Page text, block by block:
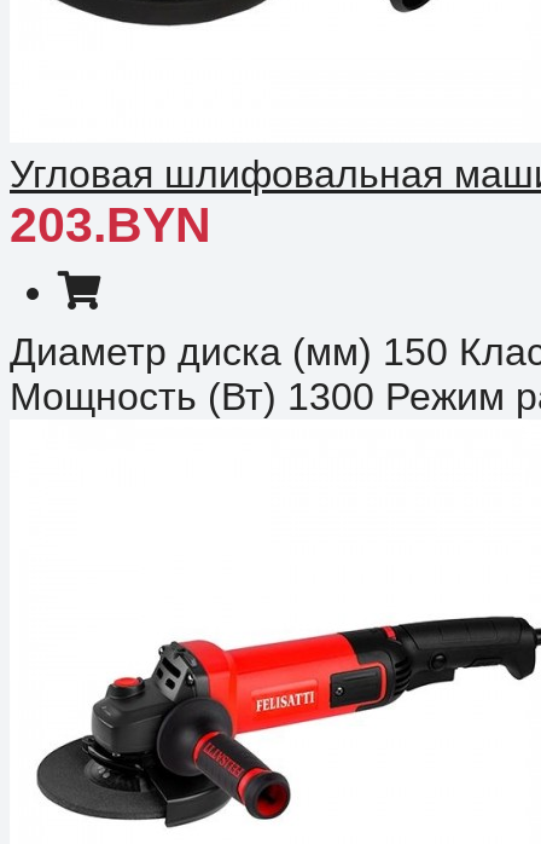
Угловая шлифовальная
203.BYN
Диаметр диска (мм) 150
Мощность (Вт) 1300 Режим